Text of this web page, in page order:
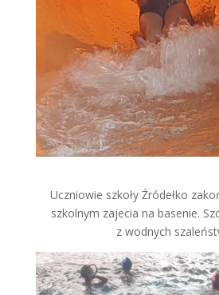
Uczniowie szkoły Źródełko
szkolnym zajecia na basenie.
z wodnych